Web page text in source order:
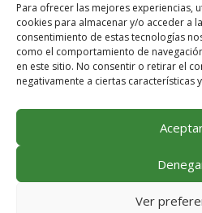
Para ofrecer las mejores experiencias,
cookies para almacenar y/o acceder a
consentimiento de estas tecnologías
como el comportamiento de
en este sitio. No consentir o retirar el
negativamente a ciertas características
Ver
© COPYRIGHT 2020.
MEGABIT